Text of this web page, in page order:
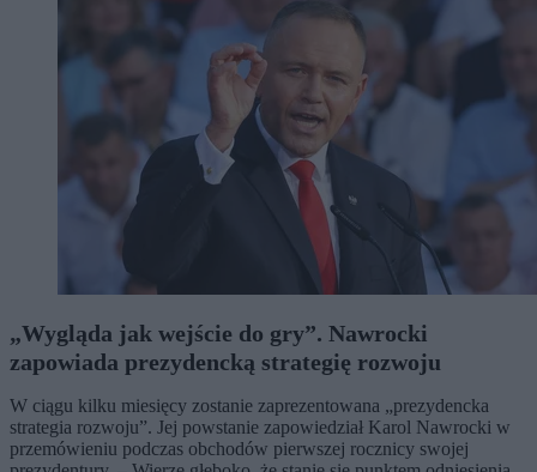
„Wygląda jak wejście do gry”. Nawrocki
zapowiada prezydencką strategię rozwoju
W ciągu kilku miesięcy zostanie zaprezentowana „prezydencka
strategia rozwoju”. Jej powstanie zapowiedział Karol Nawrocki w
przemówieniu podczas obchodów pierwszej rocznicy swojej